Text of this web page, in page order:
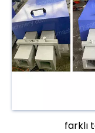
farklı